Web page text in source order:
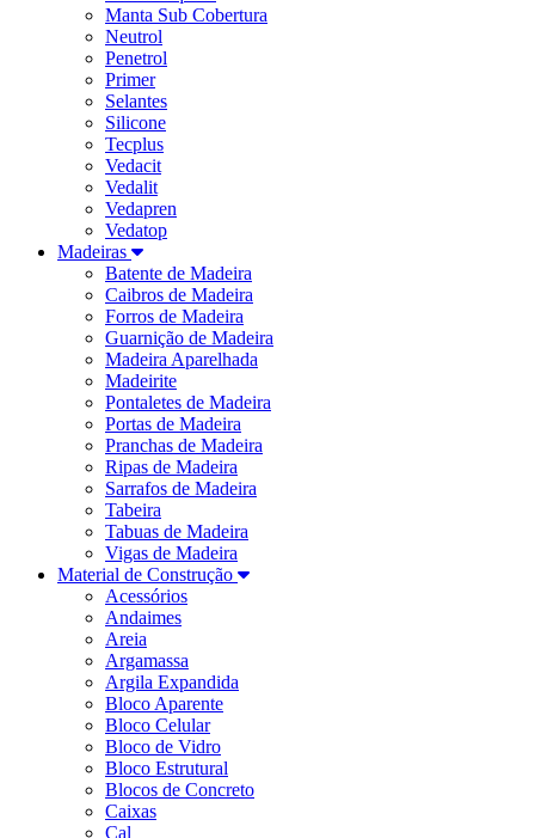
Manta Sub Cobertura
Neutrol
Penetrol
Primer
Selantes
Silicone
Tecplus
Vedacit
Vedalit
Vedapren
Vedatop
Madeiras
Batente de Madeira
Caibros de Madeira
Forros de Madeira
Guarnição de Madeira
Madeira Aparelhada
Madeirite
Pontaletes de Madeira
Portas de Madeira
Pranchas de Madeira
Ripas de Madeira
Sarrafos de Madeira
Tabeira
Tabuas de Madeira
Vigas de Madeira
Material de Construção
Acessórios
Andaimes
Areia
Argamassa
Argila Expandida
Bloco Aparente
Bloco Celular
Bloco de Vidro
Bloco Estrutural
Blocos de Concreto
Caixas
Cal